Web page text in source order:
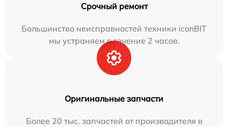
Срочный ремонт
Большинство неисправностей техники iconBIT
мы устраняем в течение 2 часов.
Оригинальные запчасти
Более 20 тыс. запчастей от производителя в